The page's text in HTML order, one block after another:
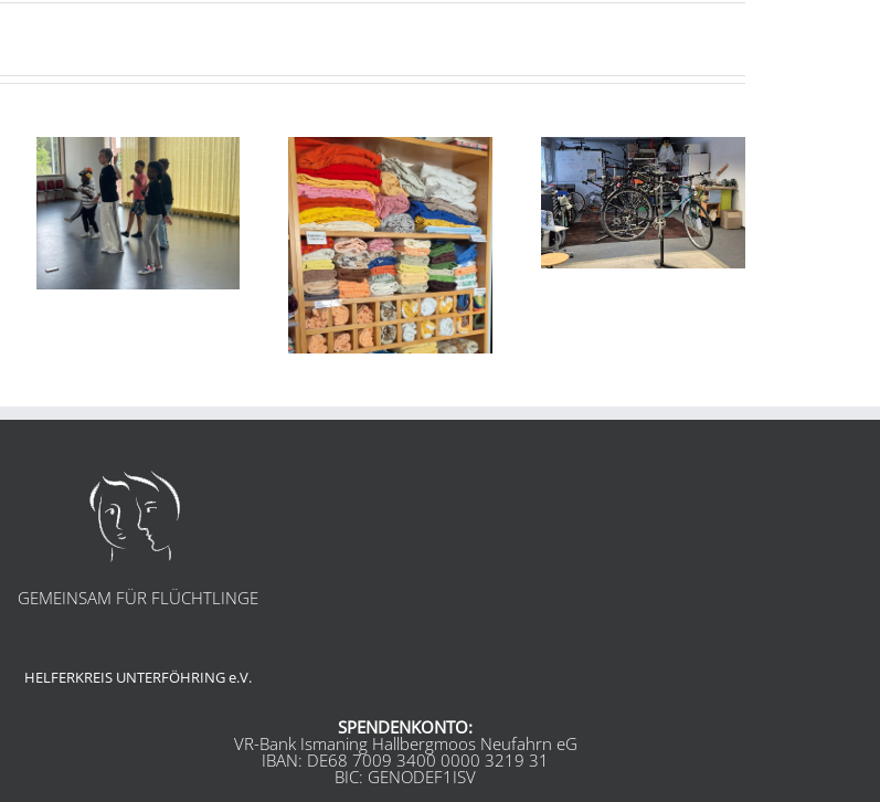
Die Kleiderkammer hat
wieder offen!
Jahreshauptversammlung
und Umzug
Unterföhringer
Inklusionspreis: Dritter
Platz für den Helferkreis
GEMEINSAM FÜR FLÜCHTLINGE
HELFERKREIS UNTERFÖHRING e.V.
SPENDENKONTO:
VR-Bank Ismaning Hallbergmoos Neufahrn eG
IBAN: DE68 7009 3400 0000 3219 31
BIC: GENODEF1ISV